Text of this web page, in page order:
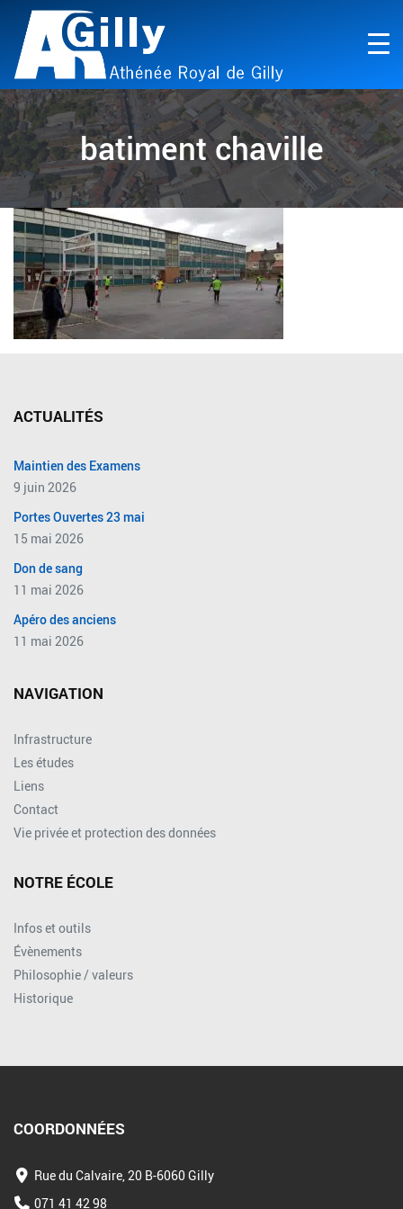
batiment chaville
ACTUALITÉS
Maintien des Examens
9 juin 2026
Portes Ouvertes 23 mai
15 mai 2026
Don de sang
11 mai 2026
Apéro des anciens
11 mai 2026
NAVIGATION
Infrastructure
Les études
Liens
Contact
Vie privée et protection des données
NOTRE ÉCOLE
Infos et outils
Évènements
Philosophie / valeurs
Historique
COORDONNÉES
Rue du Calvaire, 20 B-6060 Gilly
071 41 42 98